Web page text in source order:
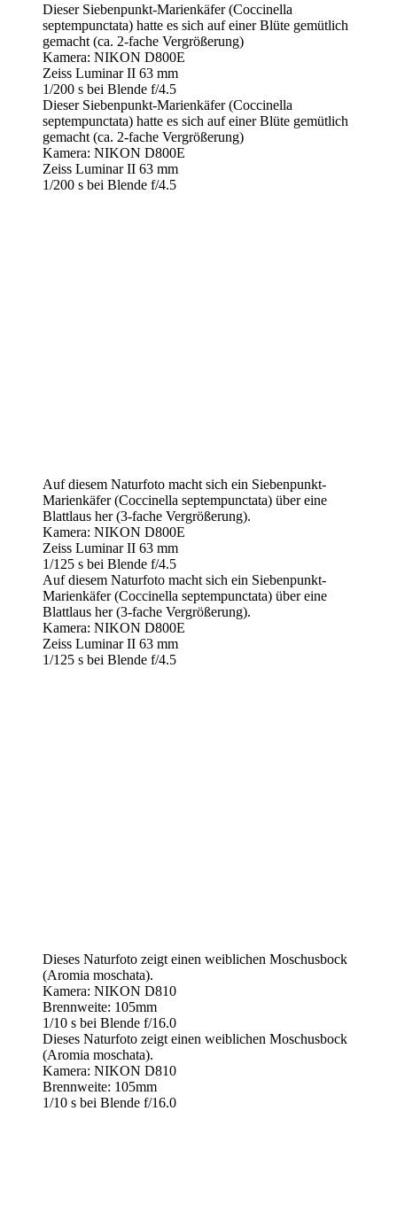
Dieser Siebenpunkt-Marienkäfer (Coccinella
septempunctata) hatte es sich auf einer Blüte gemütlich
gemacht (ca. 2-fache Vergrößerung)
Kamera: NIKON D800E
Zeiss Luminar II 63 mm
1/200 s bei Blende f/4.5
Dieser Siebenpunkt-Marienkäfer (Coccinella
septempunctata) hatte es sich auf einer Blüte gemütlich
gemacht (ca. 2-fache Vergrößerung)
Kamera: NIKON D800E
Zeiss Luminar II 63 mm
1/200 s bei Blende f/4.5
Auf diesem Naturfoto macht sich ein Siebenpunkt-
Marienkäfer (Coccinella septempunctata) über eine
Blattlaus her (3-fache Vergrößerung).
Kamera: NIKON D800E
Zeiss Luminar II 63 mm
1/125 s bei Blende f/4.5
Auf diesem Naturfoto macht sich ein Siebenpunkt-
Marienkäfer (Coccinella septempunctata) über eine
Blattlaus her (3-fache Vergrößerung).
Kamera: NIKON D800E
Zeiss Luminar II 63 mm
1/125 s bei Blende f/4.5
Dieses Naturfoto zeigt einen weiblichen Moschusbock
(Aromia moschata).
Kamera: NIKON D810
Brennweite: 105mm
1/10 s bei Blende f/16.0
Dieses Naturfoto zeigt einen weiblichen Moschusbock
(Aromia moschata).
Kamera: NIKON D810
Brennweite: 105mm
1/10 s bei Blende f/16.0